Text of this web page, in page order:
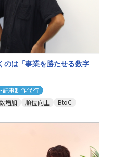
のは「事業を勝たせる数字
記事制作代行
増加 順位向上 BtoC